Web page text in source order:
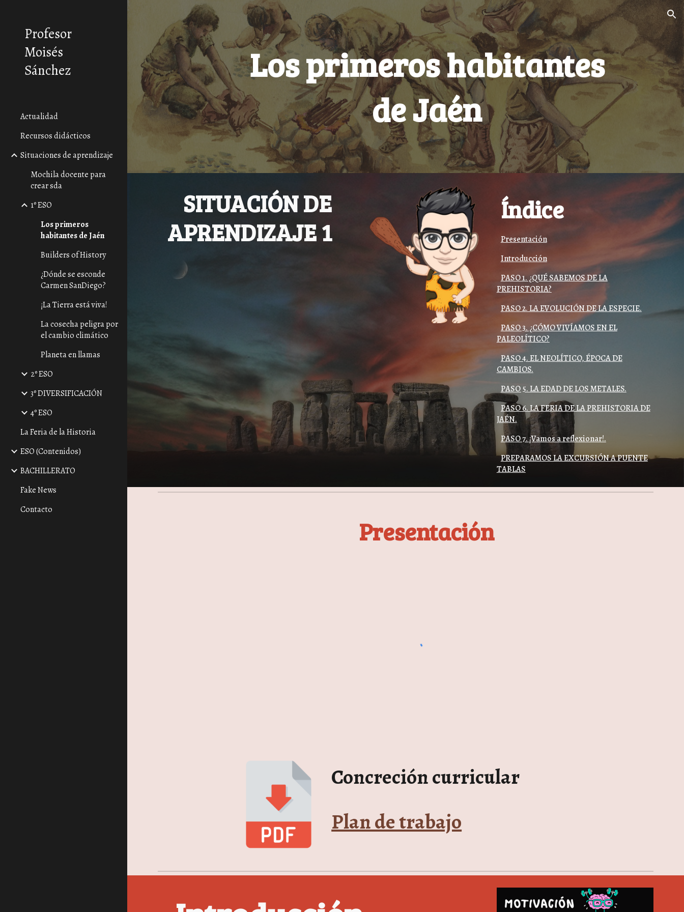
Skip to main content Skip to navigation
Profesor
Moisés
Sánchez
Actualidad
Recursos didácticos
Situaciones de aprendizaje
Mochila docente para
crear sda
1º ESO
Los primeros
habitantes de Jaén
Builders of History
¿Dónde se esconde
Carmen SanDiego?
¡La Tierra está viva!
La cosecha peligra por
el cambio climático
Planeta en llamas
2º ESO
3º DIVERSIFICACIÓN
4º ESO
La Feria de la Historia
ESO (Contenidos)
BACHILLERATO
Fake News
Contacto
Los primeros habitantes
de Jaén
SITUACIÓN DE
APRENDIZAJE1
Índice
Presentación
Introducción
PASO 1. ¿QUÉ SABEMOS DE LA
PREHISTORIA?
PASO 2. LA EVOLUCIÓN DE LA ESPECIE.
PASO 3. ¿CÓMO VIVÍAMOS EN EL
PALEOLÍTICO?
PASO 4. EL NEOLÍTICO, ÉPOCA DE
CAMBIOS.
PASO 5. LA EDAD DE LOS METALES.
PASO 6. LA FERIA DE LA PREHISTORIA DE
JAÉN.
PASO 7. ¡Vamos a reflexionar!.
PREPARAMOS LA EXCURSIÓN A PUENTE
TABLAS
Presentación
Concreción curricular
Plan de trabajo